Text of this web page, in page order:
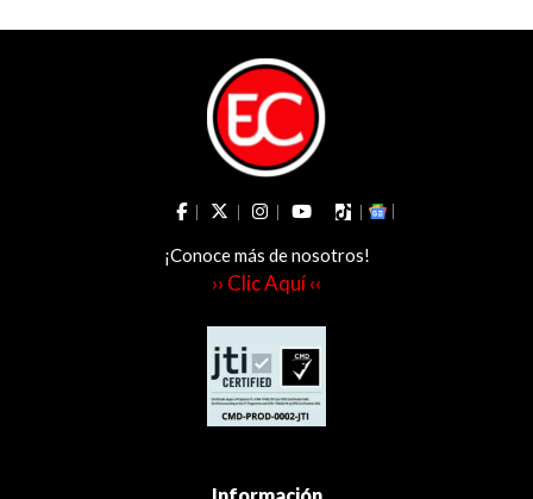
¡Conoce más de nosotros!
›› Clic Aquí ‹‹